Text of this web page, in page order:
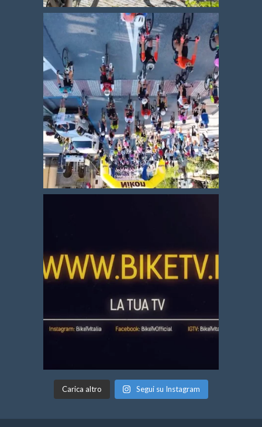
Carica altro Segui su Instagram